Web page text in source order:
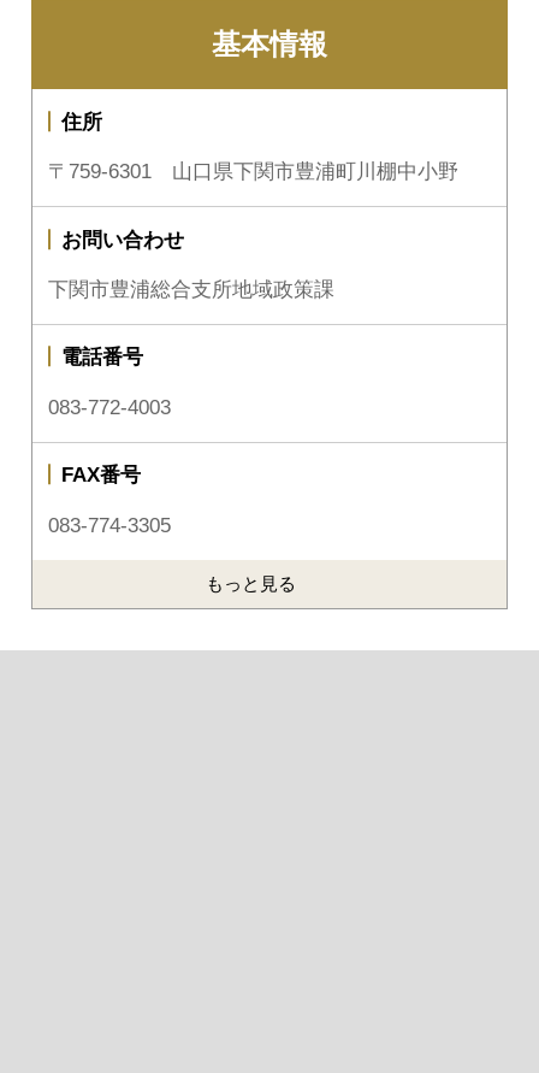
基本情報
住所
〒759-6301 山口県下関市豊浦町川棚中小野
お問い合わせ
下関市豊浦総合支所地域政策課
電話番号
083-772-4003
FAX番号
083-774-3305
もっと見る